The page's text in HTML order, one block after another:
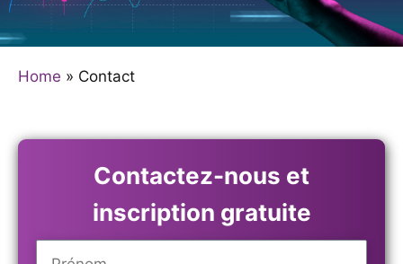
Home » Contact
Contactez-nous et
inscription gratuite